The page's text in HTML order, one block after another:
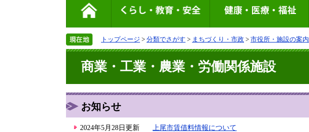
トップページ > 分類でさがす > まちづくり・市政 > 市役所・施設の案内
商業・工業・農業・労働関係施設
お知らせ
2024年5月28日更新 上尾市賃借料情報について